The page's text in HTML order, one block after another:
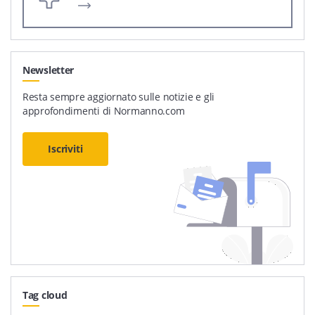
Newsletter
Resta sempre aggiornato sulle notizie e gli
approfondimenti di Normanno.com
Iscriviti
Tag cloud